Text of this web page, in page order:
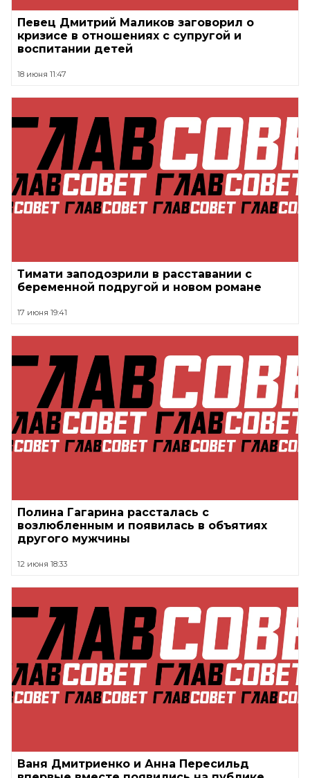
Певец Дмитрий Маликов заговорил о
кризисе в отношениях с супругой и
воспитании детей
18 июня 11:47
Тимати заподозрили в расставании с
беременной подругой и новом романе
17 июня 19:41
Полина Гагарина рассталась с
возлюбленным и появилась в объятиях
другого мужчины
12 июня 18:33
Ваня Дмитриенко и Анна Пересильд